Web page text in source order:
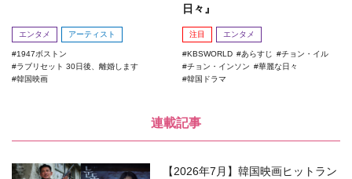
エンタメ アーティスト
1947ボストン
ラブリセット 30日後、離婚します
韓国映画
日々』
注目 エンタメ
KBSWORLD あらすじ
チョン・イル
チョン・インソン
華麗な日々
韓国ドラマ
連載記事
【2026年7月】韓国映画ヒットラン